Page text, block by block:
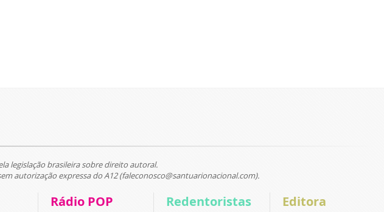
legislação brasileira sobre direito autoral.
autorização expressa do A12 (faleconosco@santuarionacional.com).
Rádio POP Redentoristas
Editora